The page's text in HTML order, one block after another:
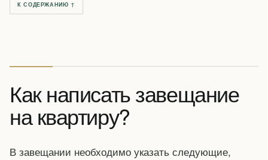
К СОДЕРЖАНИЮ ↑
Как написать завещание
на квартиру?
В завещании необходимо указать следующие,